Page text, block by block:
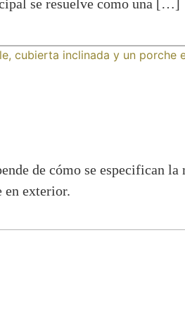
se resuelve como una […]
de cómo se especifican la
en exterior.